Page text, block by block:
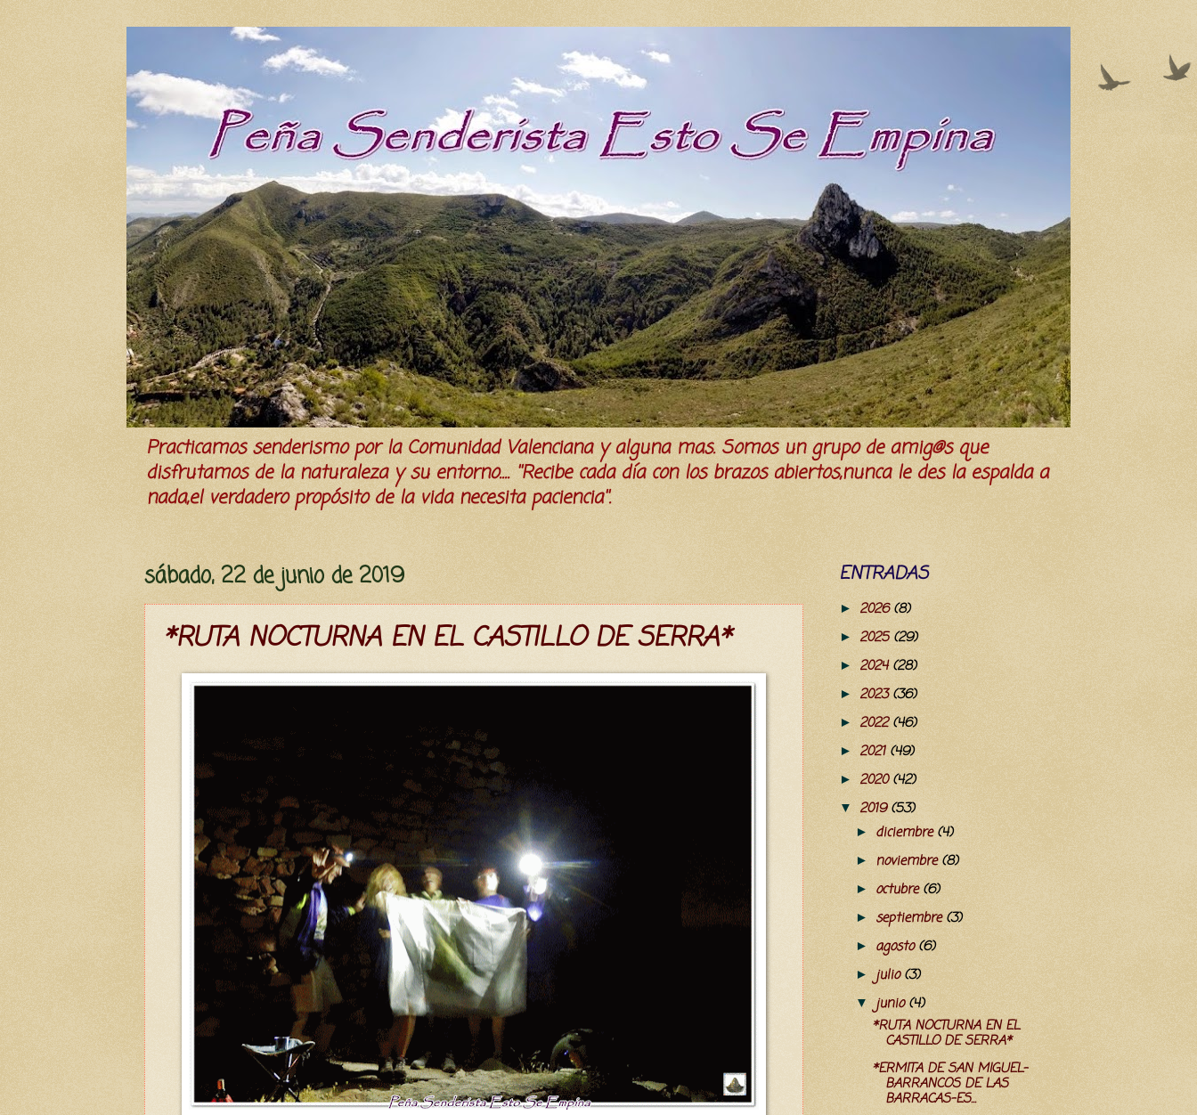
Practicamos senderismo por la Comunidad Valenciana y alguna mas. Somos un grupo de amig@s que
disfrutamos de la naturaleza y su entorno.... ''Recibe cada día con los brazos abiertos,nunca le des la espalda a
nada,el verdadero propósito de la vida necesita paciencia''.
sábado, 22 de junio de 2019
*RUTA NOCTURNA EN EL CASTILLO DE SERRA*
ENTRADAS
► 2026(8)
► 2025(29)
► 2024(28)
► 2023(36)
► 2022(46)
► 2021 (49)
► 2020(42)
▼ 2019(53)
► diciembre(4)
► noviembre(8)
► octubre(6)
► septiembre(3)
► agosto(6)
► julio(3)
▼ junio(4)
*RUTA NOCTURNA EN EL
CASTILLO DE SERRA*
*ERMITA DE SAN MIGUEL-
BARRANCOS DE LAS
BARRACAS-ES...